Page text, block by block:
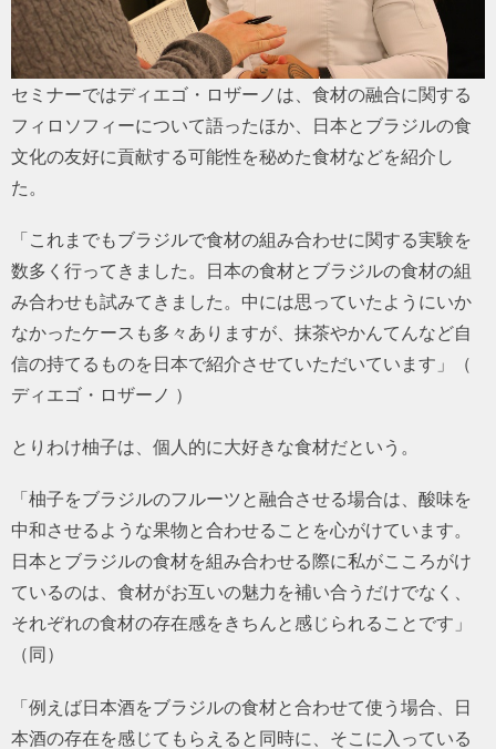
セミナーではディエゴ・ロザーノは、食材の融合に関する
フィロソフィーについて語ったほか、日本とブラジルの食
文化の友好に貢献する可能性を秘めた食材などを紹介し
た。
「これまでもブラジルで食材の組み合わせに関する実験を
数多く行ってきました。日本の食材とブラジルの食材の組
み合わせも試みてきました。中には思っていたようにいか
なかったケースも多々ありますが、抹茶やかんてんなど自
信の持てるものを日本で紹介させていただいています」（
ディエゴ・ロザーノ ）
とりわけ柚子は、個人的に大好きな食材だという。
「柚子をブラジルのフルーツと融合させる場合は、酸味を
中和させるような果物と合わせることを心がけています。
日本とブラジルの食材を組み合わせる際に私がこころがけ
ているのは、食材がお互いの魅力を補い合うだけでなく、
それぞれの食材の存在感をきちんと感じられることです」
（同）
「例えば日本酒をブラジルの食材と合わせて使う場合、日
本酒の存在を感じてもらえると同時に、そこに入っている